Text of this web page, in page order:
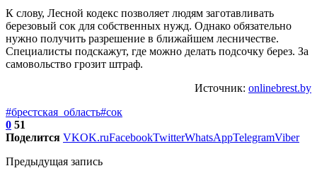
К слову, Лесной кодекс позволяет людям заготавливать
березовый сок для собственных нужд. Однако обязательно
нужно получить разрешение в ближайшем лесничестве.
Специалисты подскажут, где можно делать подсочку берез. За
самовольство грозит штраф.
Источник: onlinebrest.by
#брестская_область#сок
0 51
Поделится VKOK.ruFacebookTwitterWhatsAppTelegramViber
Предыдущая запись